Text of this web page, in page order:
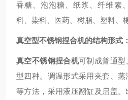
香糖、泡泡糖、纸浆、纤维素
料、染料、医药、树脂、塑料、
真空型不锈钢捏合机的结构形式：
真空不锈钢捏合机可制成普通型
型四种。调温形式采用夹套、
等方法，采用液压翻缸及启盖